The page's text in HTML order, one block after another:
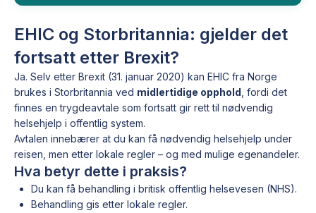
EHIC og Storbritannia: gjelder det
fortsatt etter Brexit?
Ja. Selv etter Brexit (31. januar 2020) kan EHIC fra Norge
brukes i Storbritannia ved midlertidige opphold , fordi det
finnes en trygdeavtale som fortsatt gir rett til nødvendig
helsehjelp i offentlig system.
Avtalen innebærer at du kan få nødvendig helsehjelp under
reisen, men etter lokale regler – og med mulige egenandeler.
Hva betyr dette i praksis?
Du kan få behandling i britisk offentlig helsevesen (NHS).
Behandling gis etter lokale regler.